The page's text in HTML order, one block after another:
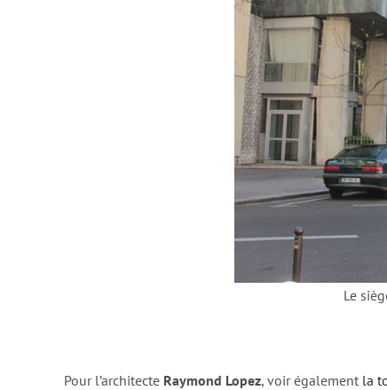
Le
Pour l’architecte Raymond Lopez, voir également la